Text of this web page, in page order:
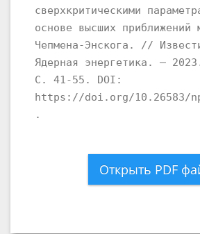
сверхкритическими
основе высших приближений
Чепмена-Энскога. //
Ядерная энергетика. –
С. 41-55. DOI:
https://doi.org/10.26583/
.
Открыть PDF